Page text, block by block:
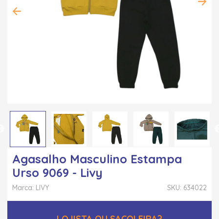
Agasalho Masculino Estampa
Urso 9069 - Livy
SKU: 634022
Marca: LIVY